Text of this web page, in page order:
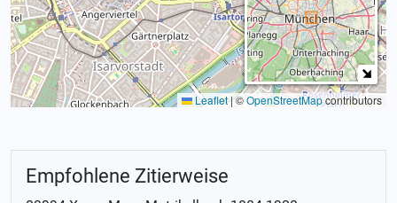
Leaflet|©OpenStreetMapcontributors
Empfohlene Zitierweise